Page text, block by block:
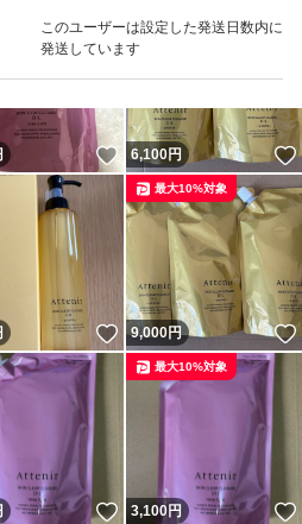
このユーザーは設定した発送日数内に
発送しています
いいね！
6,100円
いいね！
9,000円
最大10%対象
いいね！
3,100円
最大10%対象